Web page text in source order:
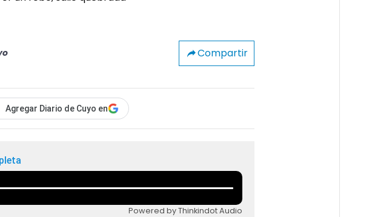
Compartir
Agregar Diario de Cuyo en
Powered by Thinkindot Audio